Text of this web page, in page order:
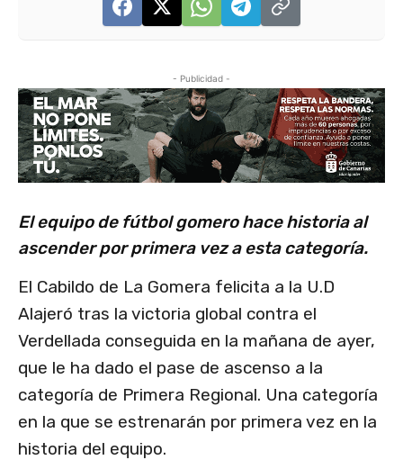
- Publicidad -
El equipo de fútbol gomero hace historia al
ascender por primera vez a esta categoría.
El Cabildo de La Gomera felicita a la U.D
Alajeró tras la victoria global contra el
Verdellada conseguida en la mañana de ayer,
que le ha dado el pase de ascenso a la
categoría de Primera Regional. Una categoría
en la que se estrenarán por primera vez en la
historia del equipo.